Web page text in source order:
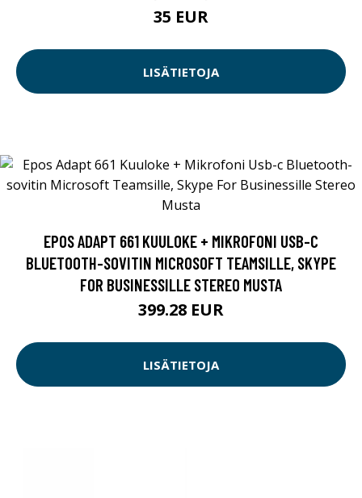
35 EUR
LISÄTIETOJA
EPOS ADAPT 661 KUULOKE + MIKROFONI USB-C
BLUETOOTH-SOVITIN MICROSOFT TEAMSILLE, SKYPE
FOR BUSINESSILLE STEREO MUSTA
399.28 EUR
LISÄTIETOJA